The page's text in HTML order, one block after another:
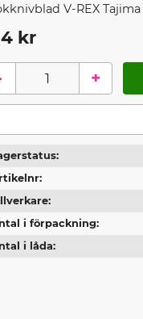
V-REX Tajima
kr
+
i förpackning
i låda